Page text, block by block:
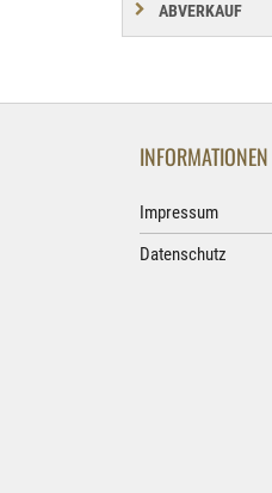
ABVERKAUF
INFORMATIONEN
Impressum
Datenschutz